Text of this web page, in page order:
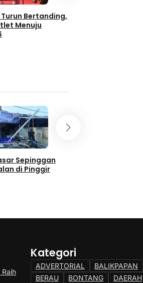
Bertanding,
Menuju
Sepinggan
di Pinggir
Kategori
ADVERTORIAL
BALIKPAPAN
BERAU
BONTANG
DAERAH